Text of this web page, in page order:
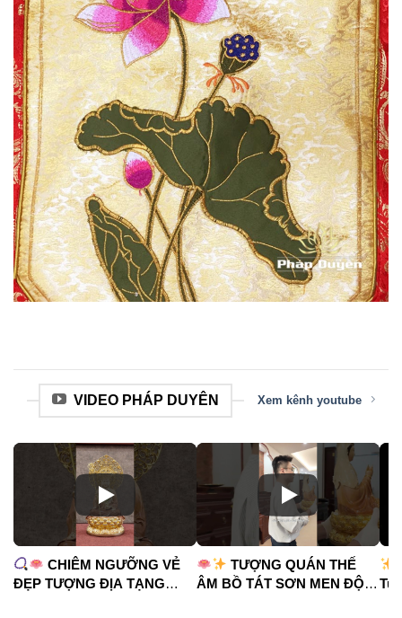
VIDEO PHÁP DUYÊN Xem kênh youtube
CHIÊM NGƯỠNG VẺ
ĐẸP TƯỢNG ĐỊA TẠNG
TƯỢNG QUÁN THẾ
ÂM BỒ TÁT SƠN MEN ĐỘ